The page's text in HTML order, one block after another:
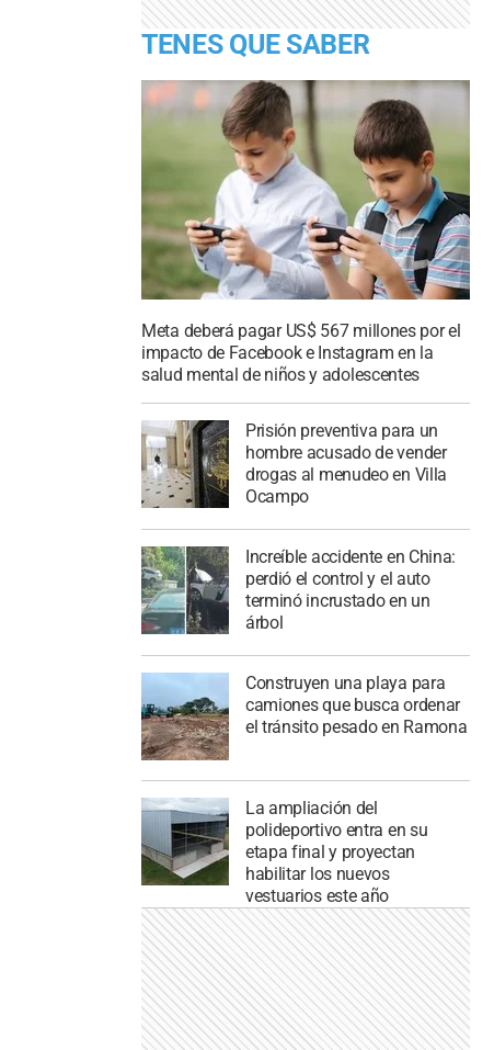
TENES QUE SABER
Meta deberá pagar US$ 567 millones por el
impacto de Facebook e Instagram en la
salud mental de niños y adolescentes
Prisión preventiva para un
hombre acusado de vender
drogas al menudeo en Villa
Ocampo
Increíble accidente en China:
perdió el control y el auto
terminó incrustado en un
árbol
Construyen una playa para
camiones que busca ordenar
el tránsito pesado en Ramona
La ampliación del
polideportivo entra en su
etapa final y proyectan
habilitar los nuevos
vestuarios este año